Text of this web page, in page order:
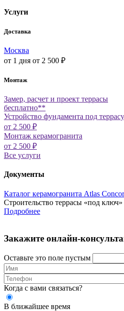
Услуги
Доставка
Москва
от 1 дня от 2 500 ₽
Монтаж
Замер, расчет и проект террасы
бесплатно**
Устройство фундамента под террасу
от 2 500 ₽
Монтаж керамогранита
от 2 500 ₽
Все услуги
Документы
Каталог керамогранита Atlas
Строительство террасы «под
Подробнее
Закажите онлайн-
Оставьте это поле пустым
Когда с вами связаться?
В ближайшее время